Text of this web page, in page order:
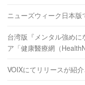
ニューズウィーク日本版
台湾版『メンタル強め
ア「健康醫療網（
VOIXにてリリースが紹介